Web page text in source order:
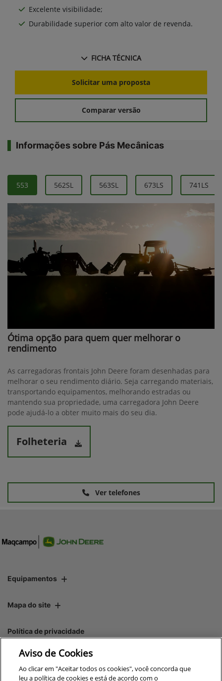
Excelente visibilidade;
Durabilidade superior com alto valor de revenda.
FICHA TÉCNICA
Solicitar uma proposta
Comparar versão
Informações sobre Pás Mecânicas
553 562SL 563SL 673LS 741LS
Ótima opção para quem quer melhorar o
rendimento
As carregadoras frontais John Deere foram desenhadas para
melhorar o seu rendimento diário. Seja carregando materiais,
transportando equipamentos, melhorando estradas ou
mantendo sua propriedade, uma carregadora John Deere
pode ajudá-lo a obter muito mais do seu dia.
Folheteria
Ver telefones
Equipamentos
Mapa do site
Política de privacidade
CNPJ: 00.970.771/0013-45
Aviso de Cookies
Ao clicar em "Aceitar todos os cookies", você concorda que
leu a política de cookies e está de acordo com o